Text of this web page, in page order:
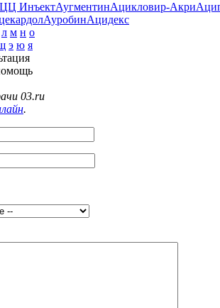
ИнъектАугментинАцикловир-Акри
АуробинАцидекс
л м н о
э ю я
03.ru
.